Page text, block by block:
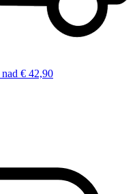
nad € 42,90